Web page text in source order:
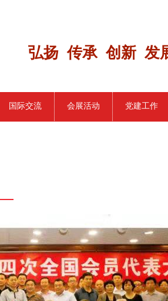
弘扬 传​承 创新 发
国际交流 会展活动 党建工作